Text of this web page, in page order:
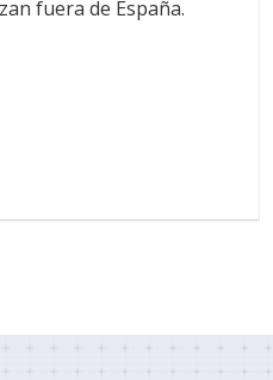
fuera de España.